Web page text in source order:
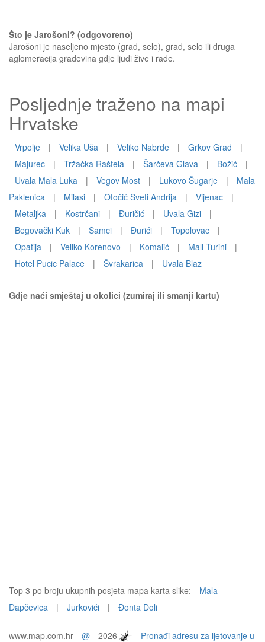
Što je Jarošoni? (odgovoreno)
Jarošoni je naseljeno mjesto (grad, selo), grad, selo ili druga
aglomeracija građevina gdje ljudi žive i rade.
Posljednje traženo na mapi
Hrvatske
Vrpolje | Velika Uša | Veliko Nabrđe | Grkov Grad
|
Majurec
| Tržačka Raštela | Šarčeva Glava | Božić
|
Uvala Mala Luka
| Vegov Most | Lukovo Šugarje |
Mala
Paklenica
| Milasi | Otočić Sveti Andrija | Vijenac
|
Metaljka
| Kostrčani | Đuričić | Uvala Gizi
|
Begovački Kuk
| Samci | Ðurići | Topolovac
|
Opatija
| Veliko Korenovo | Komalić | Mali Turini
|
Hotel Pucic Palace
| Švrakarica | Uvala Blaz
Gdje naći smještaj u okolici (zumiraj ili smanji kartu)
Top 3 po broju ukupnih posjeta mapa karta slike:
Mala
Dapčevica
| Jurkovići | Đonta Doli
www.map.com.hr @ 2026
Pronađi adresu za ljetovanje u